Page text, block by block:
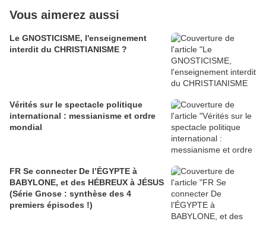
Vous aimerez aussi
Le GNOSTICISME, l'enseignement
interdit du CHRISTIANISME ?
Vérités sur le spectacle politique
international : messianisme et ordre
mondial
FR Se connecter De l’ÉGYPTE à
BABYLONE, et des HÉBREUX à JÉSUS
(Série Gnose : synthèse des 4
premiers épisodes !)